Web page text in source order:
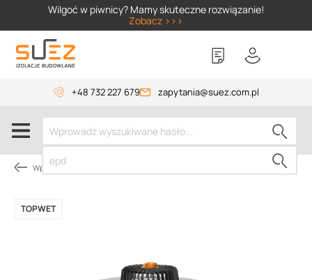
Wilgoć w piwnicy? Mamy skuteczne rozwiązanie!
Zobacz >>>
+48 732 227 679 zapytania@suez.com.pl
Wpusty i akcesoria
TOPWET